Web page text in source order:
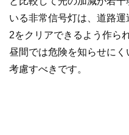
いる非常信号灯は、道路
2をクリアできるよう作ら
昼間では危険を知らせに
考慮すべきです。